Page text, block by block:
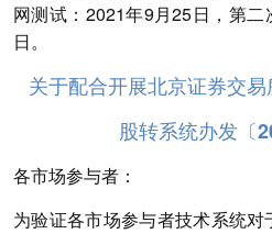
网测试：2021年9月25日，第
日。
关于配合开展北京证券交
股转系统办发〔
各市场参与者：
为验证各市场参与者技术系统